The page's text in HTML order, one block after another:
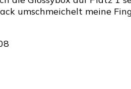
umschmeichelt meine